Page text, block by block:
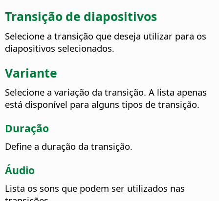
Transição de diapositivos
Selecione a transição que deseja utilizar para os
diapositivos selecionados.
Variante
Selecione a variação da transição. A lista apenas
está disponível para alguns tipos de transição.
Duração
Define a duração da transição.
Áudio
Lista os sons que podem ser utilizados nas